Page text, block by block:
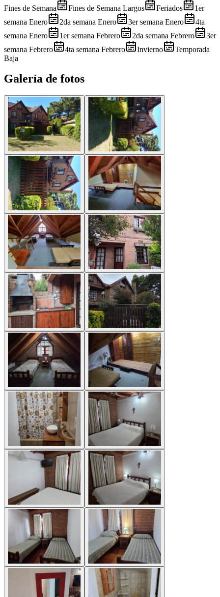
Fines de Semana
Fines de Semana Largos Feriados
1er
semana Enero
2da semana Enero 3er semana Enero
4ta
semana Enero
1er semana Febrero 2da semana Febrero
3er
semana Febrero
4ta semana Febrero Invierno
Temporada
Baja
Galería de fotos